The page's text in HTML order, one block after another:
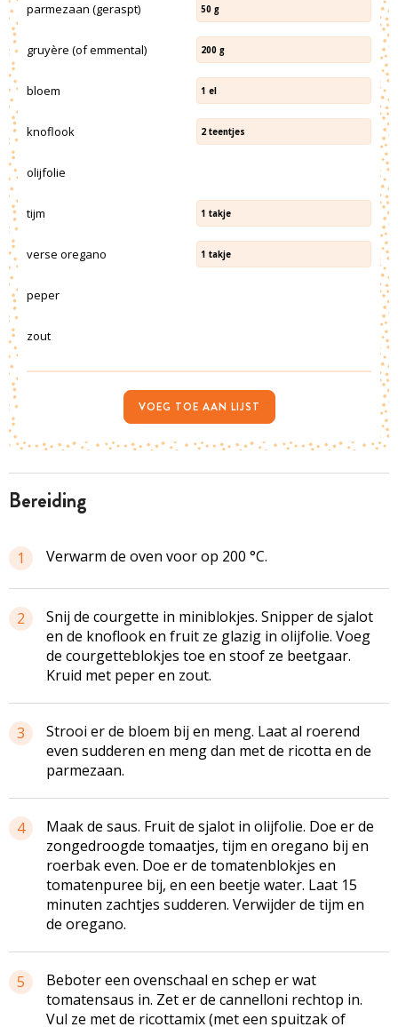
bereiding
1 Verwarm de oven voor op 200 °C.
2
Snij de courgette in miniblokjes. Snipper de sjalot
en de knoflook en fruit ze glazig in olijfolie. Voeg
de courgetteblokjes toe en stoof ze beetgaar.
Kruid met peper en zout.
3
Strooi er de bloem bij en meng. Laat al roerend
even sudderen en meng dan met de ricotta en de
parmezaan.
4
Maak de saus. Fruit de sjalot in olijfolie. Doe er de
zongedroogde tomaatjes, tijm en oregano bij en
roerbak even. Doe er de tomatenblokjes en
tomatenpuree bij, en een beetje water. Laat 15
minuten zachtjes sudderen. Verwijder de tijm en
de oregano.
5
Beboter een ovenschaal en schep er wat
tomatensaus in. Zet er de cannelloni rechtop in.
Vul ze met de ricottamix (met een spuitzak of
parmezaan (geraspt) 50 g
gruyère (of emmental) 200 g
bloem 1 el
knoflook 2 teentjes
olijfolie
tijm 1 takje
verse oregano 1 takje
peper
zout
VOEG TOE AAN LIJST